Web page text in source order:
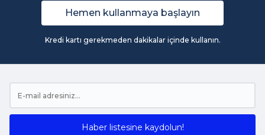
Hemen kullanmaya başlayın
Kredi kartı gerekmeden dakikalar içinde kullanın.
Haber listesine kaydolun!